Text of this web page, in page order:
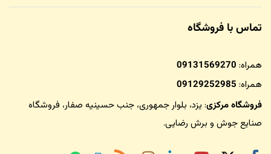
تماس با فروشگاه
همراه: 09131569270
همراه: 09129252985
فروشگاه مرکزی: یزد، بلوار جمهوری، جنب حسینیه صفار، فروشگاه
صنایع جوش و برش رضایی.